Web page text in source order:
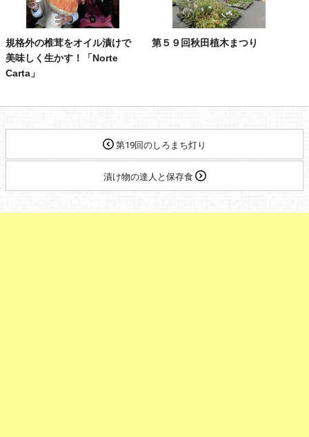
規格外の椎茸をオイル漬けで
美味しく生かす！「Norte
Carta」
第５９回秋田植木まつり
第19回のしろまち灯り
漬け物の達人と保存食